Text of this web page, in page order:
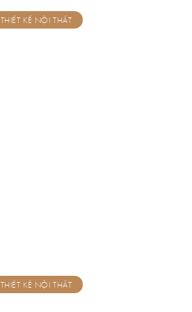
THIẾT KẾ NỘI THẤT
THIẾT KẾ NỘI THẤT